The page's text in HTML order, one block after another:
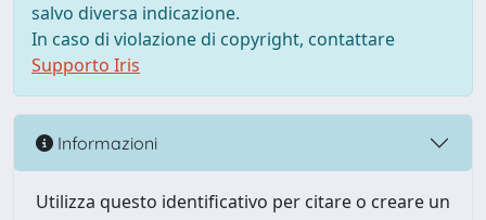
salvo diversa indicazione.
In caso di violazione di copyright, contattare
Supporto Iris
Informazioni
Utilizza questo identificativo per citare o creare un